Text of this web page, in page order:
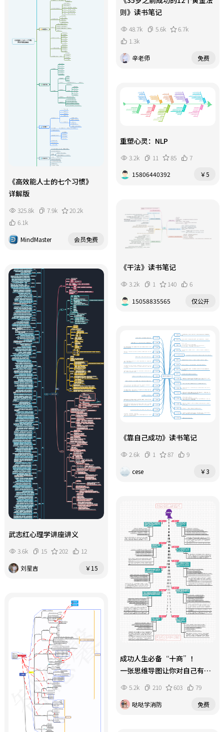
《高效能人士的七个习惯》
详解版
325.8k 7.9k
20.2k
6.1k
MindMaster
会员免费
则》读书笔记
48.7k 5.6k
6.7k
1.3k
辛老师
免费
重塑心灵：NLP
3.2k 11 85
7
15806440392
￥5
《干法》读书笔记
3.2k 1 140
6
15058835565
仅公开
武志红心理学讲座讲义
3.6k 15 202
12
刘星吉
￥15
《靠自己成功》读书笔记
2.6k 1 87
9
cese
￥3
成功人生必备“十商”！
一张思维导图让你对自己有一
个清晰的认知
5.2k 210 603
79
哒哒学消防
免费